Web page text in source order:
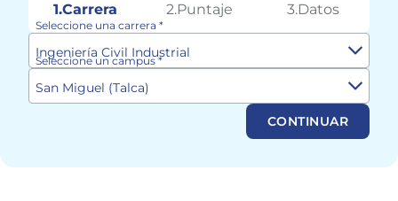
1.Carrera 2.Puntaje 3.Datos
Ingeniería Civil Industrial
Seleccione una carrera *
San Miguel (Talca)
Seleccione un campus *
CONTINUAR